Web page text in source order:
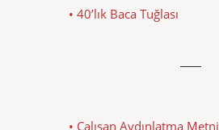
• 40’lık Baca Tuğlası
• Çalışan Aydınlatma Metni